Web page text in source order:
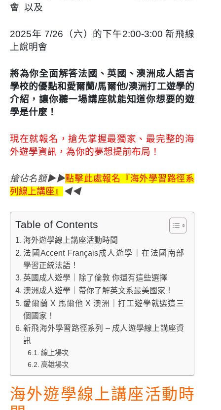
會 以及
2025年 7/26（六）的下午2:00-3:00 新飛線
上說明會
將為你全面解答法國、英國、澳洲成人語言
學校的優點和愛爾蘭/馬爾他/澳洲打工遊學的
介紹，讓你聽一場講座就能知道你想要的遊
學是什麼！
現在就報名，搶先掌握最獨家、最完整的海
外遊學資訊，為你的夢想提前布局！
搶佔名額▶▶點擊此處報名『海外學習路徑系
列線上講座』
◀◀
Table of Contents
海外遊學線上講座活動時間
法國Accent Français成人遊學｜在法國南部
學習正統法語！
英國成人遊學｜除了倫敦 你還有這些選擇
澳洲成人遊學｜帶你了解英文系最美國家！
愛爾蘭 X 馬爾他 X 澳洲｜打工遊學就選這三
個國家！
新飛海外學習路徑系列 – 成人遊學線上講座資
訊
線上場次
高雄場次
海外遊學線上講座活動時